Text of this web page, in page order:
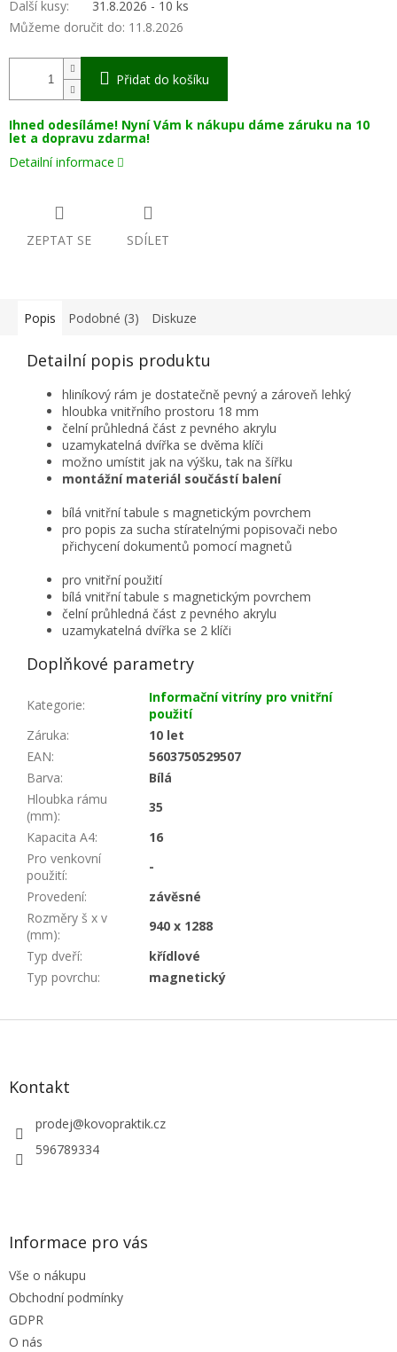
Další kusy:
31.8.2026 - 10 ks
Můžeme doručit do: 11.8.2026
Přidat do košíku
Ihned odesíláme! Nyní Vám k nákupu dáme záruku na 10
let a dopravu zdarma!
Detailní informace
ZEPTAT SE SDÍLET
Popis Podobné (3) Diskuze
Detailní popis produktu
hliníkový rám je dostatečně pevný a zároveň lehký
hloubka vnitřního prostoru 18 mm
čelní průhledná část z pevného akrylu
uzamykatelná dvířka se dvěma klíči
možno umístit jak na výšku, tak na šířku
montážní materiál součástí balení
bílá vnitřní tabule s magnetickým povrchem
pro popis za sucha stíratelnými popisovači nebo
přichycení dokumentů pomocí magnetů
pro vnitřní použití
bílá vnitřní tabule s magnetickým povrchem
čelní průhledná část z pevného akrylu
uzamykatelná dvířka se 2 klíči
Doplňkové parametry
Kategorie:
Informační vitríny pro vnitřní
použití
Záruka:
10 let
EAN:
5603750529507
Barva:
Bílá
Hloubka rámu
(mm):
35
Kapacita A4:
16
Pro venkovní
použití:
-
Provedení:
závěsné
Rozměry š x v
(mm):
940 x 1288
Typ dveří:
křídlové
Typ povrchu: magnetický
Z
Kontakt
prodej@kovopraktik.cz
596789334
Informace pro vás
Vše o nákupu
Obchodní podmínky
GDPR
O nás